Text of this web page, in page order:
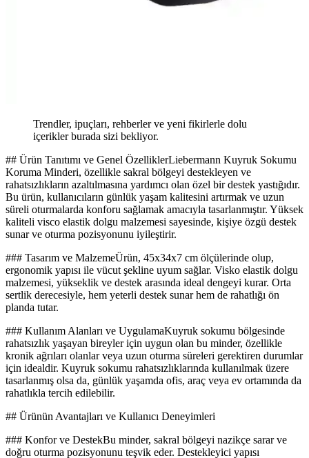
Trendler, ipuçları, rehberler ve yeni fikirlerle dolu
içerikler burada sizi bekliyor.
## Ürün Tanıtımı ve Genel ÖzelliklerLiebermann Kuyruk Sokumu
Koruma Minderi, özellikle sakral bölgeyi destekleyen ve
rahatsızlıkların azaltılmasına yardımcı olan özel bir destek yastığıdır.
Bu ürün, kullanıcıların günlük yaşam kalitesini artırmak ve uzun
süreli oturmalarda konforu sağlamak amacıyla tasarlanmıştır. Yüksek
kaliteli visco elastik dolgu malzemesi sayesinde, kişiye özgü destek
sunar ve oturma pozisyonunu iyileştirir.
### Tasarım ve MalzemeÜrün, 45x34x7 cm ölçülerinde olup,
ergonomik yapısı ile vücut şekline uyum sağlar. Visko elastik dolgu
malzemesi, yükseklik ve destek arasında ideal dengeyi kurar. Orta
sertlik derecesiyle, hem yeterli destek sunar hem de rahatlığı ön
planda tutar.
### Kullanım Alanları ve UygulamaKuyruk sokumu bölgesinde
rahatsızlık yaşayan bireyler için uygun olan bu minder, özellikle
kronik ağrıları olanlar veya uzun oturma süreleri gerektiren durumlar
için idealdir. Kuyruk sokumu rahatsızlıklarında kullanılmak üzere
tasarlanmış olsa da, günlük yaşamda ofis, araç veya ev ortamında da
rahatlıkla tercih edilebilir.
## Ürünün Avantajları ve Kullanıcı Deneyimleri
### Konfor ve DestekBu minder, sakral bölgeyi nazikçe sarar ve
doğru oturma pozisyonunu teşvik eder. Destekleyici yapısı